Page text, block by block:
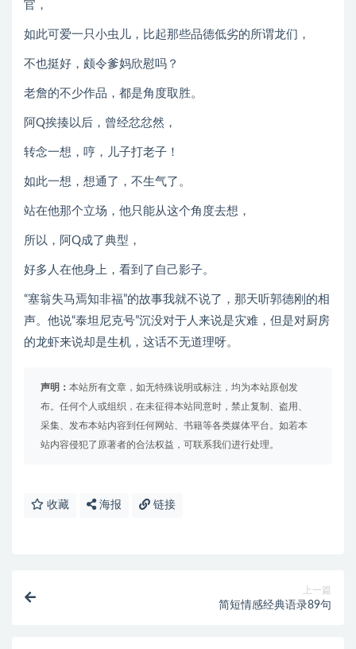
官，
如此可爱一只小虫儿，比起那些品德低劣的所谓龙们，
不也挺好，颇令爹妈欣慰吗？
老詹的不少作品，都是角度取胜。
阿Q挨揍以后，曾经忿忿然，
转念一想，哼，儿子打老子！
如此一想，想通了，不生气了。
站在他那个立场，他只能从这个角度去想，
所以，阿Q成了典型，
好多人在他身上，看到了自己影子。
“塞翁失马焉知非福”的故事我就不说了，那天听郭德刚的相
声。他说“泰坦尼克号”沉没对于人来说是灾难，但是对厨房
的龙虾来说却是生机，这话不无道理呀。
声明： 本站所有文章，如无特殊说明或标注，均为本站原创发
布。任何个人或组织，在未征得本站同意时，禁止复制、盗用、
采集、发布本站内容到任何网站、书籍等各类媒体平台。如若本
站内容侵犯了原著者的合法权益，可联系我们进行处理。
收藏 海报 链接
上一篇
简短情感经典语录89句